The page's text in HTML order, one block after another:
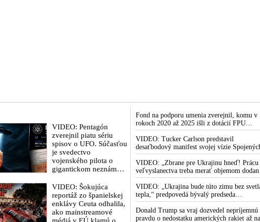
VIDEO: Pentagón
zverejnil piatu sériu
spisov o UFO. Súčasťou
je svedectvo
vojenského pilota o
gigantickom neznámom
roku 2002 zakrýval
hviezdy nad
Afganistanom. Podľa
Dr. Michaela Sallu piata
várka kopíruje predošlé
VIDEO: Šokujúca
reportáž zo španielskej
enklávy Ceuta odhalila,
ako mainstreamové
Fond na podporu umenia zverejnil, komu v
rokoch 2020 až 2025 išli z dotácií FPU
milióny eur
VIDEO: Tucker Carlson predstavil
desaťbodový manifest svojej vízie
štátov, ktorý slúži ako základ pre novú
politickú platformu odštiepeneckej frakcie
hnutia MAGA
VIDEO: „Zbrane pre Ukrajinu hneď! Prácu
veľvyslanectva treba merať objemom
zbraní, financií, politických rozhodnutí a
krokov tlaku na nepriateľa,“ povedal
Volodymyr Zelenskyj zhromaždeným
ukrajinským diplomatom v Kyjeve. Donald
Trump mu potom odkázal, že USA
nedodajú protiraketové systémy Patriot
VIDEO: „Ukrajina bude túto zimu bez
tepla,“ predpovedá bývalý predseda
ukrajinského parlamentu Dmytro Razumkov
Donald Trump sa vraj dozvedel nepríjemnú
pravdu o nedostatku amerických rakiet až